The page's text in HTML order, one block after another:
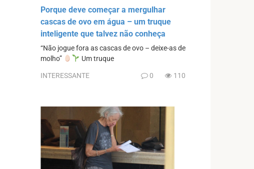
Porque deve começar a mergulhar
cascas de ovo em água – um truque
inteligente que talvez não conheça
“Não jogue fora as cascas de ovo – deixe-as de
molho”
Um truque
INTERESSANTE 0 110